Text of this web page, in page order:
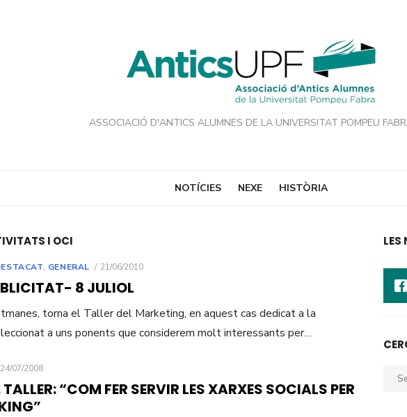
ASSOCIACIÓ D'ANTICS ALUMNES DE LA UNIVERSITAT POMPEU
NOTÍCIES NEXE HISTÒRIA
I OCI
, GENERAL
POSTED
21/06/2010
8 JULIOL
torna el Taller del Marketing, en aquest cas dedicat a la
a uns ponents que considerem molt interessants per…
POSTED
24/07/2008
“COM FER SERVIR LES XARXES SOCIALS PER
LES
Search